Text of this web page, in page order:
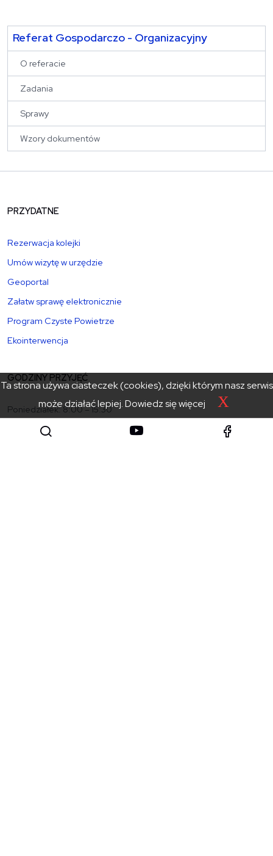
Referat Gospodarczo - Organizacyjny
O referacie
Zadania
Sprawy
Wzory dokumentów
PRZYDATNE
Rezerwacja kolejki
Umów wizytę w urzędzie
Geoportal
Załatw sprawę elektronicznie
Program Czyste Powietrze
Ekointerwencja
GODZINY PRZYJĘĆ
Poniedziałek: 8:00 – 15:30
Wtorek – czwartek: 8:00 – 15:00
Ta strona używa ciasteczek (cookies), dzięki którym nasz serwis
może działać lepiej.Dowiedz się więcej X